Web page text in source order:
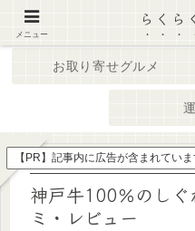
お取り寄せグルメ
【PR】記事内に広告が含まれてい
神戸牛100％のし
ミ・レビュー
メニュー
らくら